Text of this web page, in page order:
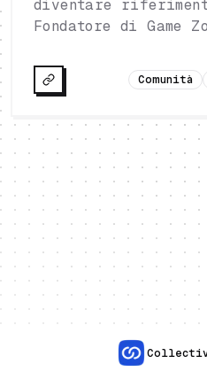
diventare
Fondatore di Game
Comunità